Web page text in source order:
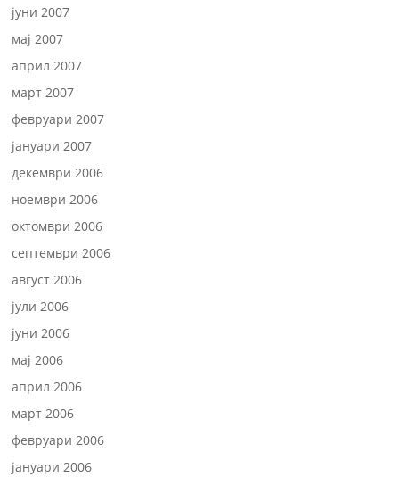
јуни 2007
мај 2007
април 2007
март 2007
февруари 2007
јануари 2007
декември 2006
ноември 2006
октомври 2006
септември 2006
август 2006
јули 2006
јуни 2006
мај 2006
април 2006
март 2006
февруари 2006
јануари 2006